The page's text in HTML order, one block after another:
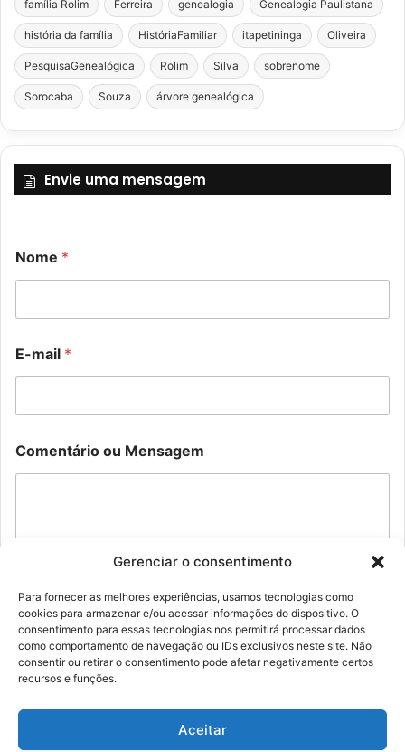
Gerenciar o consentimento
Para fornecer as melhores experiências, usamos tecnologias como
cookies para armazenar e/ou acessar informações do dispositivo. O
consentimento para essas tecnologias nos permitirá processar dados
como comportamento de navegação ou IDs exclusivos neste site. Não
consentir ou retirar o consentimento pode afetar negativamente certos
recursos e funções.
Aceitar
família Rolim Ferreira genealogia Genealogia Paulistana
história da família HistóriaFamiliar itapetininga Oliveira
PesquisaGenealógica Rolim Silva sobrenome
Sorocaba Souza árvore genealógica
Envie uma mensagem
e
n
e
m
E
m
i
e
r
o
o
m
á
r
i
o
C
t
o
Nome *
E-mail *
Comentário ou Mensagem
Enviar